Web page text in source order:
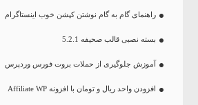
راهنمای گام به گام نوشتن کپشن خوب اینستاگرام
بسته نصبی قالب صحیفه 5.2.1
آموزش جلوگیری از حملات بروت فورس وردپرس
افزودن واحد ریال و تومان با افزونه Affiliate WP